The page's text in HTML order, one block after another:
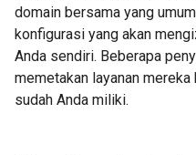
domain bersama yang
konfigurasi yang akan
Anda sendiri. Beberapa
memetakan layanan
sudah Anda miliki.